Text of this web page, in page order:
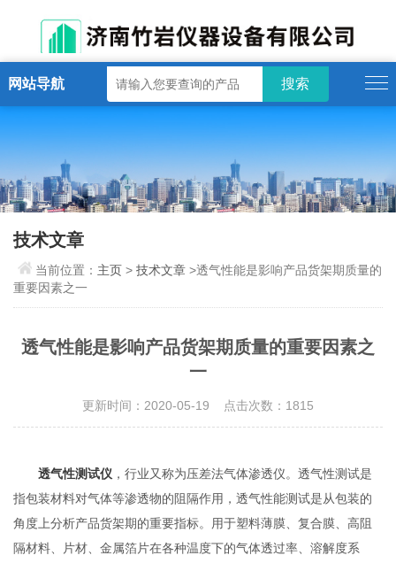
网站导航
技术文章
当前位置： 主页 >技术文章 >透气性能是影响产品货架期质量的
重要因素之一
透气性能是影响产品货架期质量的重要因素之
一
更新时间：2020-05-19 点击次数：1815
透气性测试仪 ，行业又称为压差法气体渗透仪。透气性测试是
指包装材料对气体等渗透物的阻隔作用，透气性能测试是从包装的
角度上分析产品货架期的重要指标。用于塑料薄膜、复合膜、高阻
隔材料、片材、金属箔片在各种温度下的气体透过率、溶解度系